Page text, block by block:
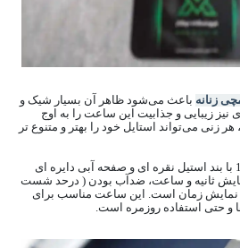
زنانه باعث می‌شود ظاهر آن بسیار شیک و
زیبایی و جذابیت این ساعت را به اوج
زنی می‌تواند استایل خود را بهتر و متنوع تر
ساعت مچی زنانه VSH کد 1166 با بند استیل نقره ای و صفحه آبی دایره ای
نمایش ثانیه و ساعت، ضدآب بودن ( درحد شست
نمایش زمان است. این ساعت مناسب برای
و حتی استفاده روزمره است.